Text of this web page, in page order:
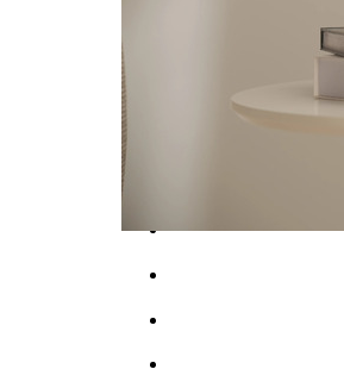
تفاصيل المنتج